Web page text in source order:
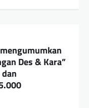
Des & Kara”